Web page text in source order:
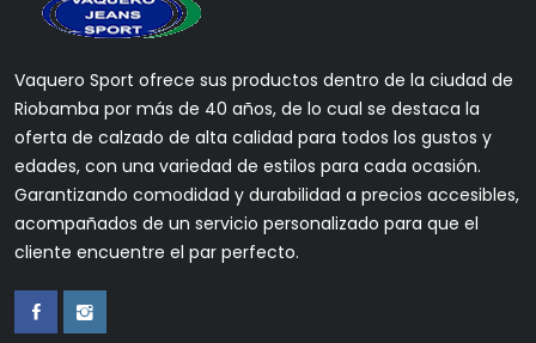
Vaquero Sport ofrece sus productos dentro de la ciudad de
Riobamba por más de 40 años, de lo cual se destaca la
oferta de calzado de alta calidad para todos los gustos y
edades, con una variedad de estilos para cada ocasión.
Garantizando comodidad y durabilidad a precios accesibles,
acompañados de un servicio personalizado para que el
cliente encuentre el par perfecto.